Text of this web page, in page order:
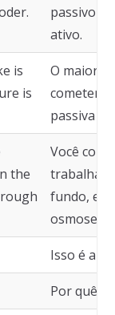
passivo e
ativo.
is
is
O maior
cometem
passiva é
the
Você
trabalha
fundo,
osmose.
Isso é
Por quê?